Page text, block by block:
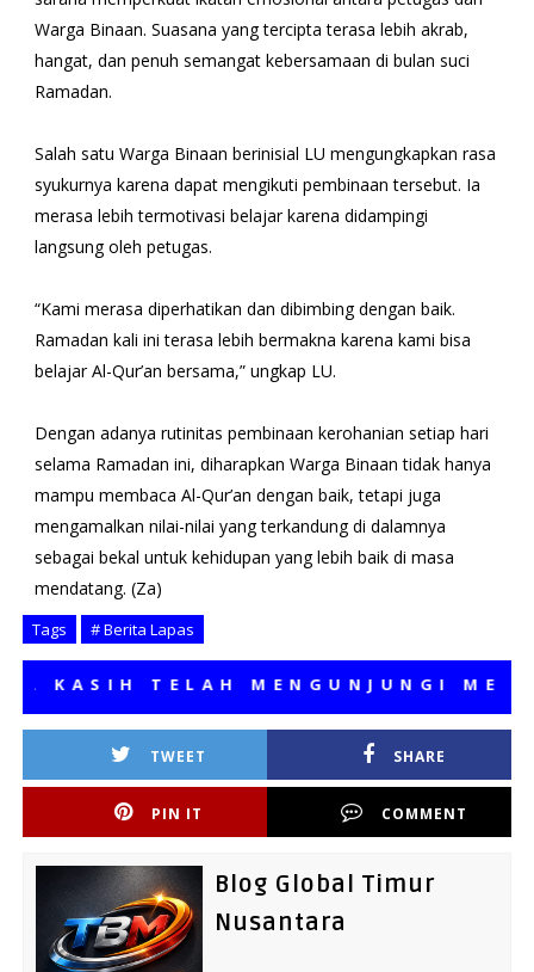
Warga Binaan. Suasana yang tercipta terasa lebih akrab,
hangat, dan penuh semangat kebersamaan di bulan suci
Ramadan.
Salah satu Warga Binaan berinisial LU mengungkapkan rasa
syukurnya karena dapat mengikuti pembinaan tersebut. Ia
merasa lebih termotivasi belajar karena didampingi
langsung oleh petugas.
“Kami merasa diperhatikan dan dibimbing dengan baik.
Ramadan kali ini terasa lebih bermakna karena kami bisa
belajar Al-Qur’an bersama,” ungkap LU.
Dengan adanya rutinitas pembinaan kerohanian setiap hari
selama Ramadan ini, diharapkan Warga Binaan tidak hanya
mampu membaca Al-Qur’an dengan baik, tetapi juga
mengamalkan nilai-nilai yang terkandung di dalamnya
sebagai bekal untuk kehidupan yang lebih baik di masa
mendatang. (Za)
Tags # Berita Lapas
TELAH MENGUNJUNGI MEDIA
TWEET SHARE
PIN IT COMMENT
Blog Global Timur
Nusantara